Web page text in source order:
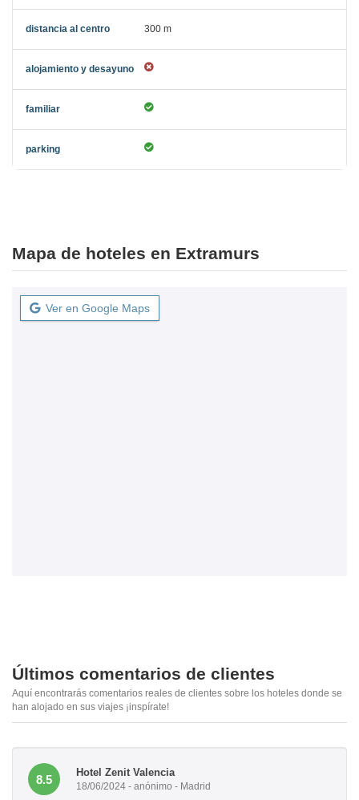
300 m
Mapa de hoteles en Extramurs
Ver en Google Maps
Últimos comentarios de clientes
Aquí encontrarás comentarios reales de clientes sobre los hoteles donde se
han alojado en sus viajes ¡inspírate!
8.5
Hotel Zenit Valencia
18/06/2024 - anónimo - Madrid